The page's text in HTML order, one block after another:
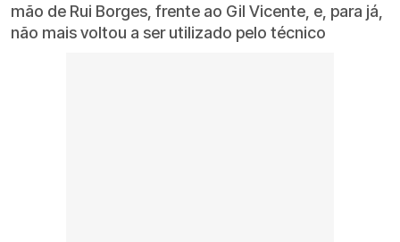
mão de Rui Borges, frente ao Gil Vicente, e, para já,
não mais voltou a ser utilizado pelo técnico